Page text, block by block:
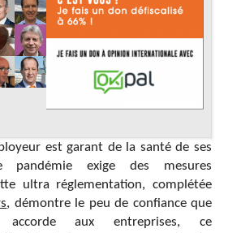
est garant de la santé de ses
pandémie exige des mesures
ultra réglementation, complétée
, démontre le peu de confiance que
accorde aux entreprises, ce